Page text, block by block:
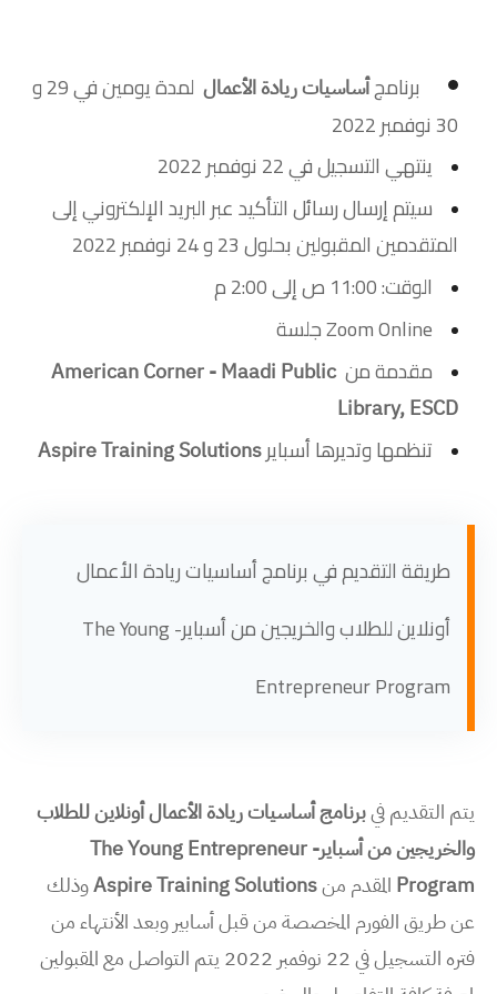
برنامجأساسيات ريادة الأعمال
لمدة يومين في 29 و
30 نوفمبر 2022
ينتهي التسجيل في 22 نوفمبر 2022
سيتم إرسال رسائل التأكيد عبر البريد الإلكتروني إلى
المتقدمين المقبولين بحلول 23 و 24 نوفمبر 2022
الوقت: 11:00 ص إلى 2:00 م
Zoom Online جلسة
مقدمة من American Corner - Maadi Public
Library, ESCD
تنظمها وتديرها أسبايرAspire Training Solutions
طريقة التقديم في برنامج أساسيات ريادة الأعمال
أونلاين للطلاب والخريجين من أسباير- The Young
Entrepreneur Program
يتم التقديم فيبرنامج أساسيات ريادة الأعمال أونلاين للطلاب
والخريجين من أسباير- The Young Entrepreneur
Program المقدم منAspire Training Solutionsوذلك
عن طريق الفورم المخصصة من قبل أسابير وبعد الأنتهاء من
فتره التسجيل في 22 نوفمبر 2022 يتم التواصل مع المقبولين